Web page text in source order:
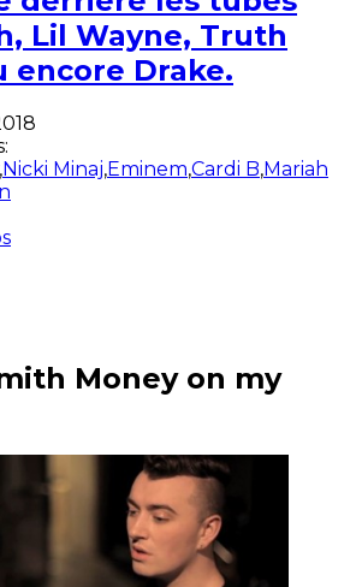
Lil Wayne, Truth
encore Drake.
,Nicki Minaj,Eminem,Cardi B,Mariah
Money on my